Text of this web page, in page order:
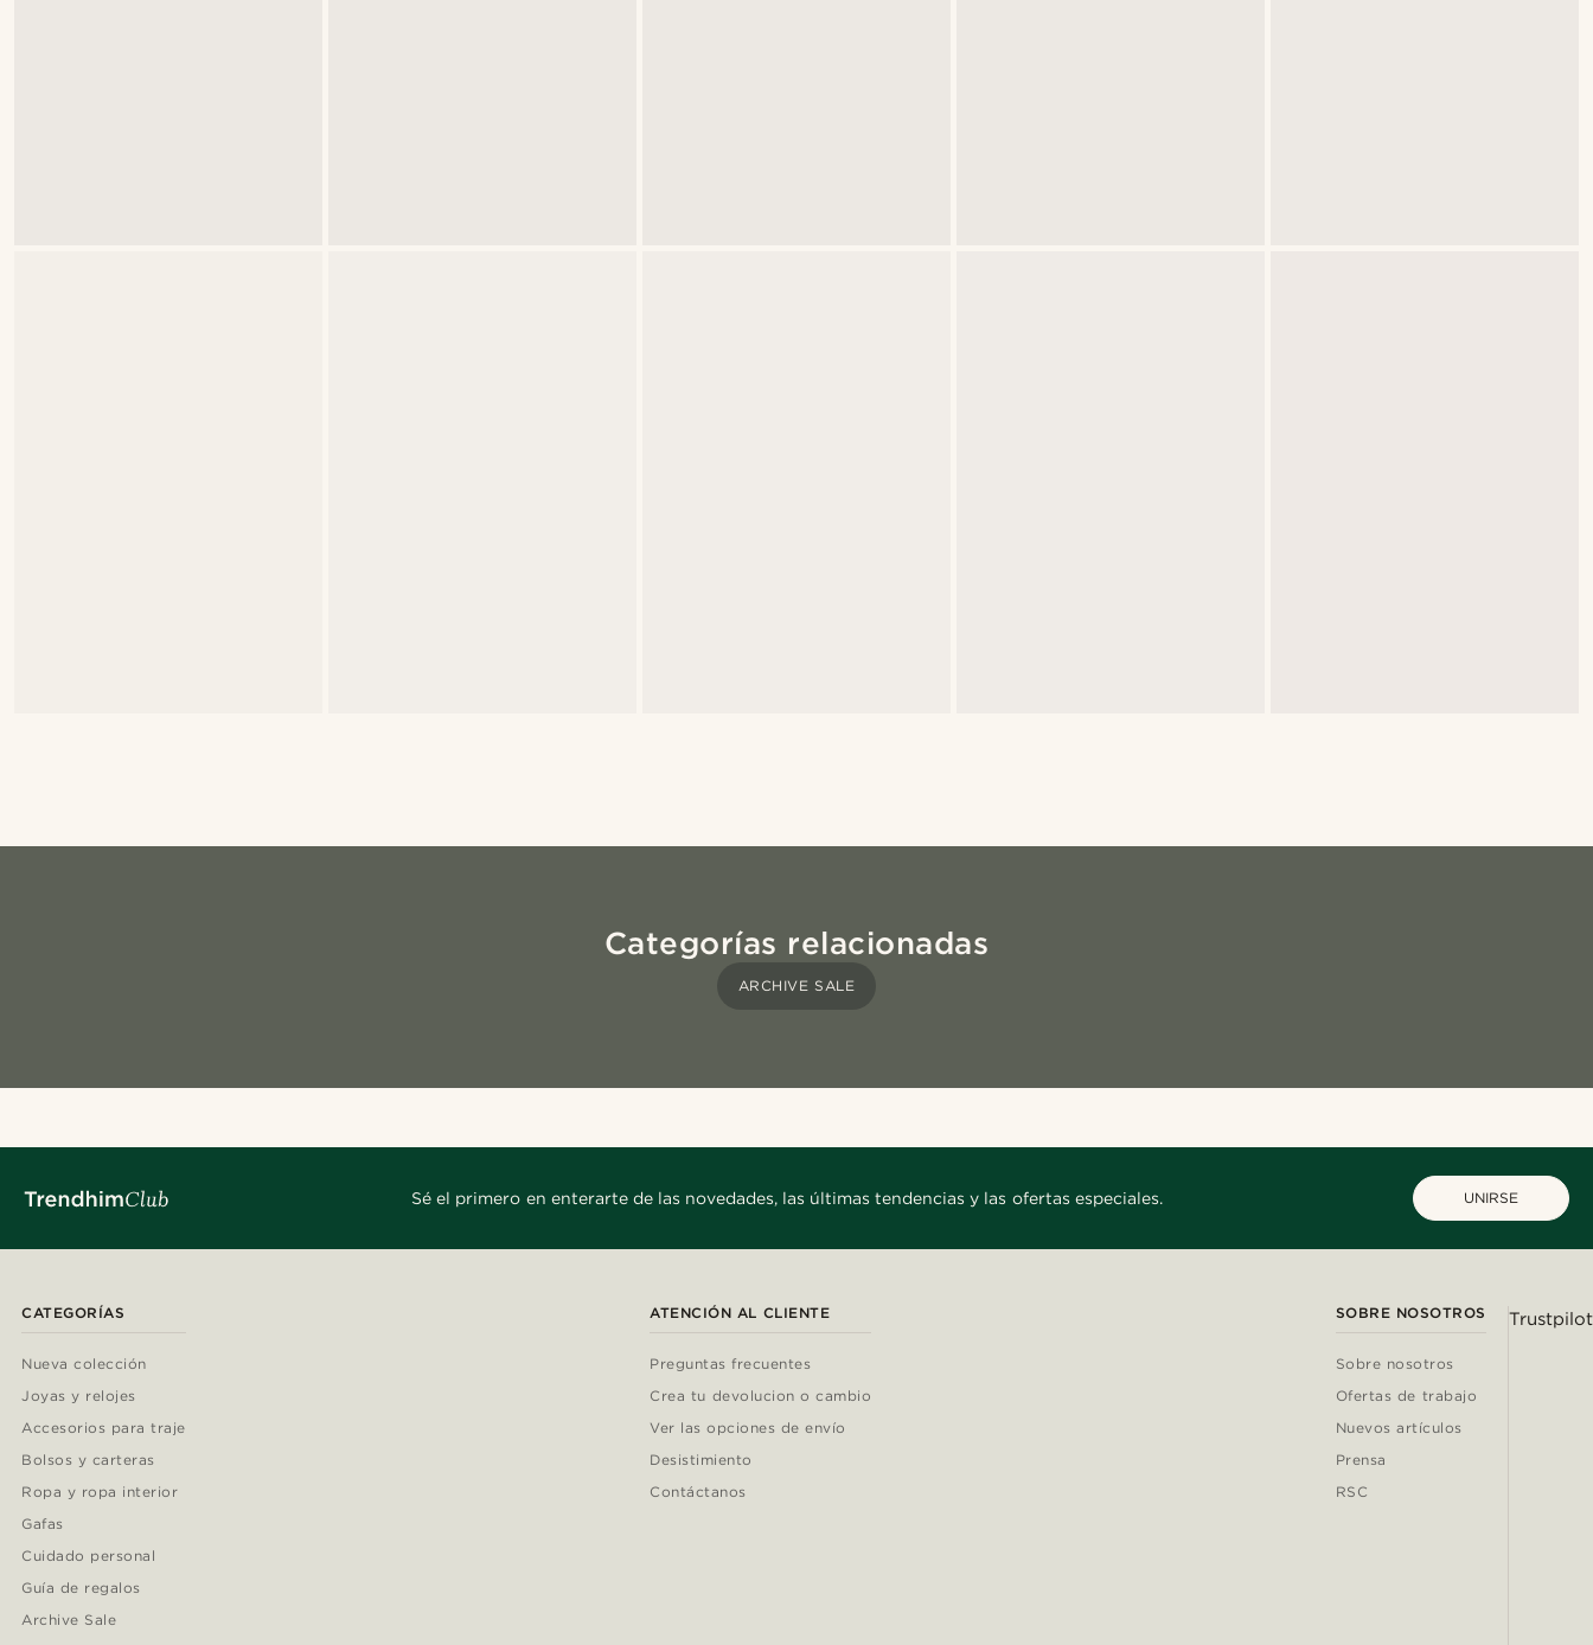
Categorías relacionadas
ARCHIVE SALE
Sé el primero en enterarte de las novedades, las últimas tendencias y las ofertas especiales. UNIRSE
CATEGORÍAS
Nueva colección
Joyas y relojes
Accesorios para traje
Bolsos y carteras
Ropa y ropa interior
Gafas
Cuidado personal
Guía de regalos
Archive Sale
ATENCIÓN AL CLIENTE
Preguntas frecuentes
Crea tu devolucion o cambio
Ver las opciones de envío
Desistimiento
Contáctanos
SOBRE NOSOTROS
Sobre nosotros
Ofertas de trabajo
Nuevos artículos
Prensa
RSC
Trustpilot